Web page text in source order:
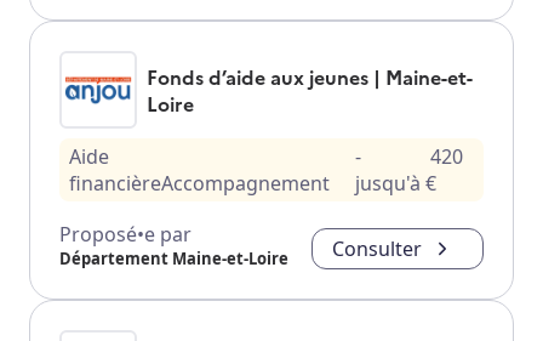
Fonds d’aide aux jeunes | Maine-et-
Loire
Aide
financièreAccompagnement
-
jusqu'à
420
€
Proposé•e par
Département Maine-et-Loire Consulter